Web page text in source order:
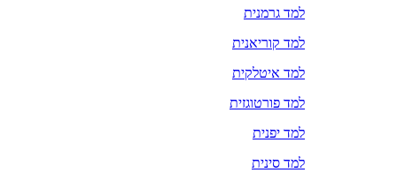
למד גרמנית
למד קוריאנית
למד איטלקית
למד פורטוגזית
למד יפנית
למד סינית